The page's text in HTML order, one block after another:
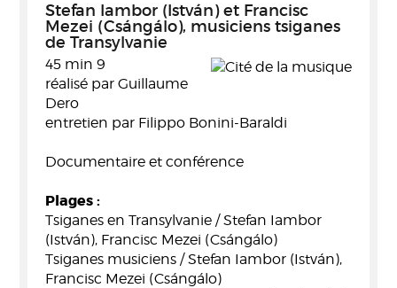
Stefan Iambor (István) et Francisc
Mezei (Csángálo), musiciens tsiganes
de Transylvanie
45 min 9
réalisé par Guillaume
Dero
entretien par Filippo Bonini-Baraldi
Documentaire et conférence
Plages :
Tsiganes en Transylvanie / Stefan Iambor
(István), Francisc Mezei (Csángálo)
Tsiganes musiciens / Stefan Iambor (István),
Francisc Mezei (Csángálo)